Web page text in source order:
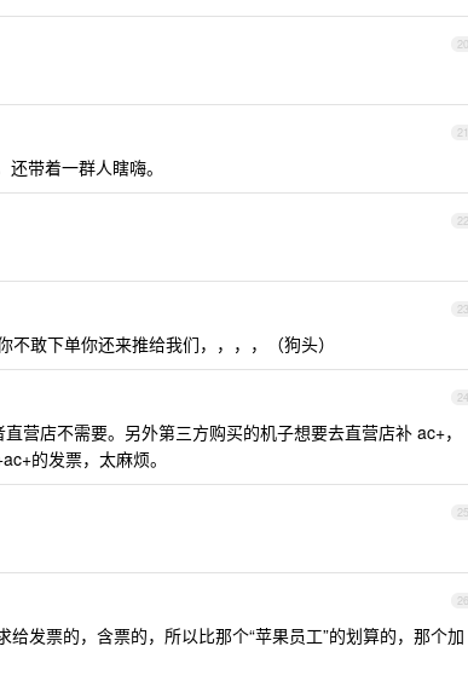
20
21
带着一群人瞎嗨。
22
23
敢下单你还来推给我们，，，，（狗头）
24
营店不需要。另外第三方购买的机子想要去直营店补 ac+，
的发票，太麻烦。
25
26
给发票的，含票的，所以比那个“苹果员工”的划算的，那个加